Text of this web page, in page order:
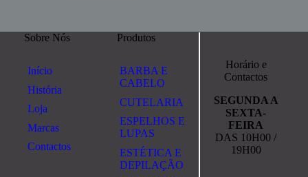
Sobre Nós
Início
História
Loja
Marcas
Contactos
Produtos
BARBA E
CABELO
CUTELARIA
ESPELHOS E
LUPAS
ESTÉTICA E
DEPILAÇÃO
Horário e
Contactos
SEGUNDA A
SEXTA-
FEIRA
DAS 10H00 /
19H00